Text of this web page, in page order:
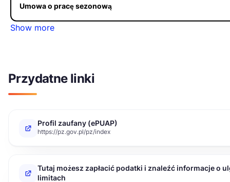
Umowa o pracę sezonową
Show more
Przydatne linki
Profil zaufany (ePUAP)
https://pz.gov.pl/pz/index
Tutaj możesz zapłacić podatki i znaleźć informacje o
limitach